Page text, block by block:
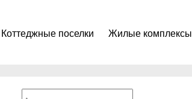
Коттеджные поселки Жилые комплексы